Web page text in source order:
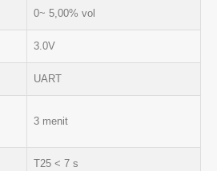
0~ 5,00% vol
3.0V
UART
3 menit
T25 < 7 s